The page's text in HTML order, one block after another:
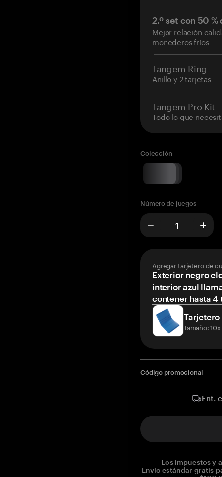
2.º set con 50
Mejor relación
monederos fríos
Tangem Ring
Anillo y 2 tarjetas
Tangem Pro Kit
Todo lo que
Colección
Número de juegos
Agregar tarjetero de
Exterior negro
interior azul
contener hasta 4
Tarjetero
Tamaño:
Código promocional
Ent.
Los impuestos y
Envío estándar gratis